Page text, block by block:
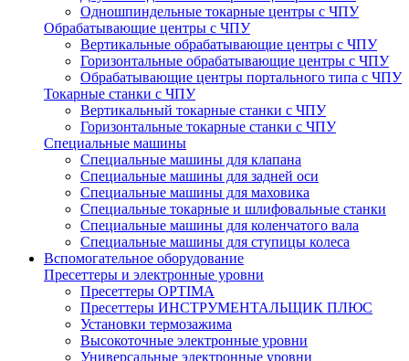
Одношпиндельные токарные центры с ЧПУ
Обрабатывающие центры с ЧПУ
Вертикальные обрабатывающие центры с ЧПУ
Горизонтальные обрабатывающие центры с ЧПУ
Обрабатывающие центры портального типа с ЧПУ
Токарные станки с ЧПУ
Вертикальный токарные станки с ЧПУ
Горизонтальные токарные станки с ЧПУ
Специальные машины
Специальные машины для клапана
Специальные машины для задней оси
Специальные машины для маховика
Специальные токарные и шлифовальные станки
Специальные машины для коленчатого вала
Специальные машины для ступицы колеса
Вспомогательное оборудование
Пресеттеры и электронные уровни
Пресеттеры OPTIMA
Пресеттеры ИНСТРУМЕНТАЛЬЩИК ПЛЮС
Установки термозажима
Высокоточные электронные уровни
Универсальные электронные уровни